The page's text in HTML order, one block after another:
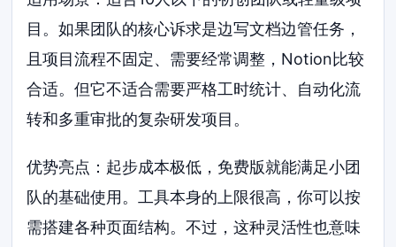
目。如果团队的核心诉求是边写文档边管任务，
且项目流程不固定、需要经常调整，Notion比较
合适。但它不适合需要严格工时统计、自动化流
转和多重审批的复杂研发项目。
优势亮点：起步成本极低，免费版就能满足小团
队的基础使用。工具本身的上限很高，你可以按
需搭建各种页面结构。不过，这种灵活性也意味